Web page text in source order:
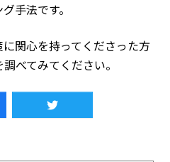
手法です。
関心を持ってくださった方
べてみてください。